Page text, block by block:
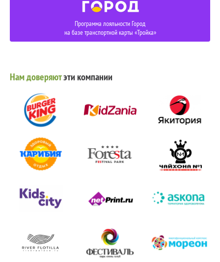
Программа лояльности Город
на базе транспортной карты «Тройка»
Нам доверяютэти компании